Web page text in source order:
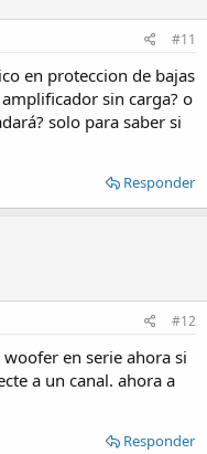
#11
en proteccion de bajas
sin carga? o
solo para saber si
Responder
#12
en serie ahora si
a un canal. ahora a
Responder